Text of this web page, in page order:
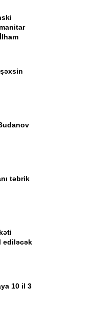
təbrik
ediləcək
10 il 3